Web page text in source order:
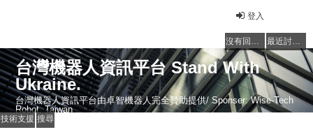
登入
沒有回覆的主題 最近討論的主題
台灣機器人資訊平台 Stand With
Ukraine.
台灣機器人資訊平台由卓智機器人完全贊助提供/ Sponser: Wise-Tech
Robot, Taiwan
技術支援 搜尋